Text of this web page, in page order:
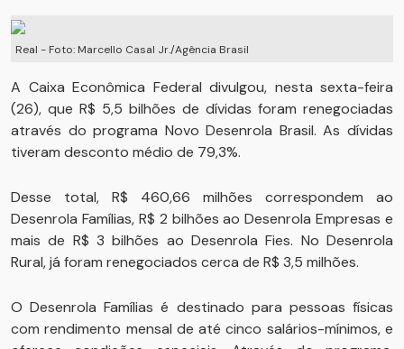
Real - Foto: Marcello Casal Jr./Agência Brasil
A Caixa Econômica Federal divulgou, nesta sexta-feira
(26), que R$ 5,5 bilhões de dívidas foram renegociadas
através do programa Novo Desenrola Brasil. As dívidas
tiveram desconto médio de 79,3%.
Desse total, R$ 460,66 milhões correspondem ao
Desenrola Famílias, R$ 2 bilhões ao Desenrola Empresas e
mais de R$ 3 bilhões ao Desenrola Fies. No Desenrola
Rural, já foram renegociados cerca de R$ 3,5 milhões.
O Desenrola Famílias é destinado para pessoas físicas
com rendimento mensal de até cinco salários-mínimos, e